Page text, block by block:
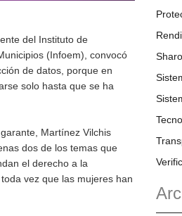
del Instituto de
(Infoem), convocó
de datos, porque en
solo hasta que se ha
Martínez Vilchis
dos de los temas que
el derecho a la
vez que las mujeres han